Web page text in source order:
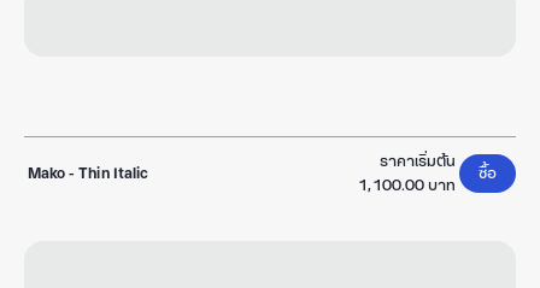
Mako-Thin Italic
ราคาเริ่มต้น
1,100.00 บาท
ซื้อ